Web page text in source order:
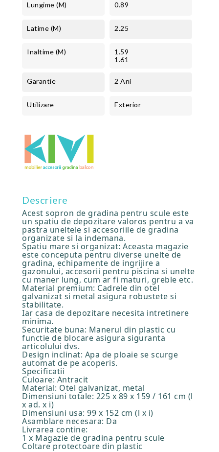
Lungime (m) 0.89
Latime (m) 2.25
Inaltime (m)
1.59
1.61
Garantie 2 Ani
Utilizare Exterior
Descriere
Acest sopron de gradina pentru scule este
un spatiu de depozitare valoros pentru a va
pastra uneltele si accesoriile de gradina
organizate si la indemana.
Spatiu mare si organizat: Aceasta magazie
este conceputa pentru diverse unelte de
gradina, echipamente de ingrijire a
gazonului, accesorii pentru piscina si unelte
cu maner lung, cum ar fi maturi, greble etc.
Material premium: Cadrele din otel
galvanizat si metal asigura robustete si
stabilitate.
Iar casa de depozitare necesita intretinere
minima.
Securitate buna: Manerul din plastic cu
functie de blocare asigura siguranta
articolului dvs.
Design inclinat: Apa de ploaie se scurge
automat de pe acoperis.
Specificatii
Culoare: Antracit
Material: Otel galvanizat, metal
Dimensiuni totale: 225 x 89 x 159 / 161 cm (l
x ad. x i)
Dimensiuni usa: 99 x 152 cm (l x i)
Asamblare necesara: Da
Livrarea contine:
1 x Magazie de gradina pentru scule
Coltare protectoare din plastic